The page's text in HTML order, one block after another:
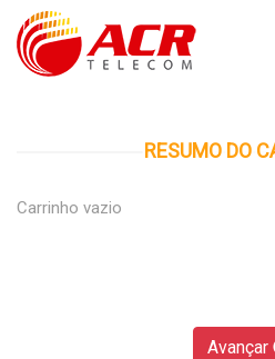
RESUMO DO
Carrinho vazio
Avançar